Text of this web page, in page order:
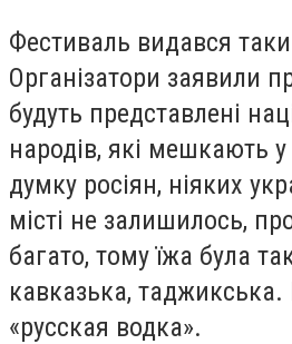
Фестиваль видався
Організатори заявили
будуть представлені
народів, які мешкають
думку росіян, ніяких
місті не залишилось,
багато, тому їжа була
кавказька, таджикська.
«русская водка».